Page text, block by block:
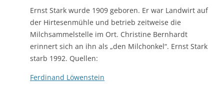
Ernst Stark wurde 1909 geboren. Er war Landwirt auf
der Hirtesenmühle und betrieb zeitweise die
Milchsammelstelle im Ort. Christine Bernhardt
erinnert sich an ihn als „den Milchonkel“. Ernst Stark
starb 1992. Quellen:
Ferdinand Löwenstein